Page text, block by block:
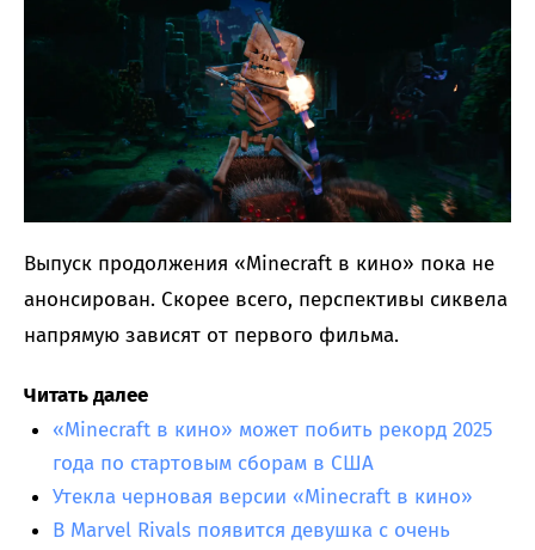
Выпуск продолжения «Minecraft в кино» пока не
анонсирован. Скорее всего, перспективы сиквела
напрямую зависят от первого фильма.
Читать далее
«Minecraft в кино» может побить рекорд 2025
года по стартовым сборам в США
Утекла черновая версии «Minecraft в кино»
В Marvel Rivals появится девушка с очень